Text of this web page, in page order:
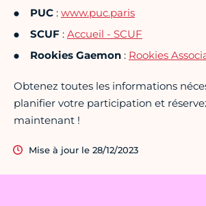
PUC : www.puc.paris
SCUF : Accueil - SCUF
Rookies Gaemon : Rookies
Obtenez toutes les informations
planifier votre participation et
maintenant !
Mise à jour le 28/12/2023